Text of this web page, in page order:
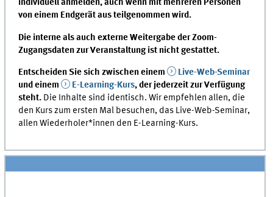
individuell anmelden, auch wenn mit mehreren Personen
von einem Endgerät aus teilgenommen wird.
Die interne als auch externe Weitergabe der Zoom-
Zugangsdaten zur Veranstaltung ist nicht gestattet.
Entscheiden Sie sich zwischen einem
Live-Web-Seminar
und einem
E-Learning-Kurs, der jederzeit zur Verfügung
steht. Die Inhalte sind identisch. Wir empfehlen allen, die
den Kurs zum ersten Mal besuchen, das Live-Web-Seminar,
allen Wiederholer*innen den E-Learning-Kurs.